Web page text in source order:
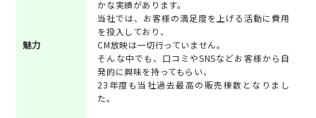
魅力
かな実績があります。
当社では、お客様の満足度を上げる活動に費用
を投入しており、
CM放映は一切行っていません。
そんな中でも、口コミやSNSなどお客様から自
発的に興味を持ってもらい、
23年度も当社過去最高の販売棟数となりまし
た。